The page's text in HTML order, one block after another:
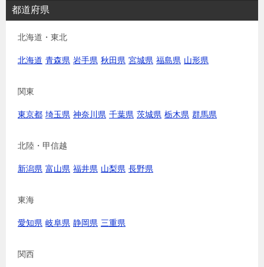
都道府県
北海道・東北
北海道 青森県 岩手県 秋田県 宮城県 福島県 山形県
関東
東京都 埼玉県 神奈川県 千葉県 茨城県 栃木県 群馬県
北陸・甲信越
新潟県 富山県 福井県 山梨県 長野県
東海
愛知県 岐阜県 静岡県 三重県
関西